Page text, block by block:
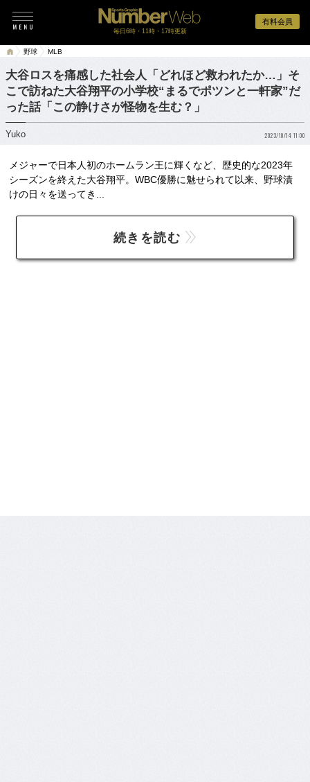
有料会員
毎日6時・11時・17時更新
野球 MLB
大谷ロスを痛感した社会人「どれほど救われたか…」そ
こで訪ねた大谷翔平の小学校“まるでポツンと一軒家”だ
った話「この静けさが怪物を生む？」
Yuko 2023/10/14 11:00
メジャーで日本人初のホームラン王に輝くなど、歴史的な2023年
シーズンを終えた大谷翔平。WBC優勝に魅せられて以来、野球漬
けの日々を送ってき...
続きを読む